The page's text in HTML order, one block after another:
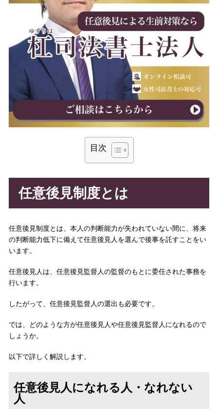
目次
任意後見制度とは
任意後見制度とは、本人の判断能力が失われていない間に、将来
の判断能力低下に備えて任意後見人を選んで後事を託すことをい
います。
任意後見人は、任意後見監督人の監督のもとに委任された事務を
行います。
したがって、任意後見監督人の選出も必要です。
では、どのような方が任意後見人や任意後見監督人になれるので
しょうか。
以下で詳しく解説します。
任意後見人になれる人・なれない
人